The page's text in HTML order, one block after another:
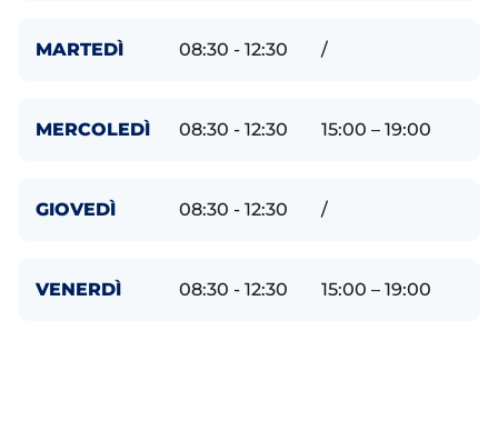
MARTEDÌ 08:30 - 12:30 /
MERCOLEDÌ 08:30 - 12:30 15:00 – 19:00
GIOVEDÌ 08:30 - 12:30 /
VENERDÌ 08:30 - 12:30 15:00 – 19:00